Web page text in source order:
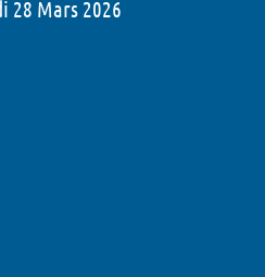
28 Mars 2026